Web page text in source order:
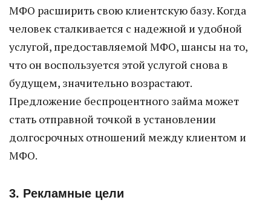
МФО расширить свою клиентскую базу. Когда
человек сталкивается с надежной и удобной
услугой, предоставляемой МФО, шансы на то,
что он воспользуется этой услугой снова в
будущем, значительно возрастают.
Предложение беспроцентного займа может
стать отправной точкой в установлении
долгосрочных отношений между клиентом и
МФО.
3. Рекламные цели